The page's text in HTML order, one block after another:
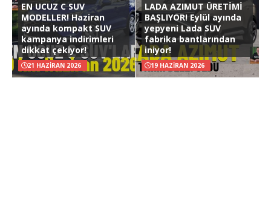
EN UCUZ C SUV
MODELLER! Haziran
ayında kompakt SUV
kampanya indirimleri
dikkat çekiyor!
21 HAZIRAN 2026
LADA AZIMUT ÜRETİMİ
BAŞLIYOR! Eylül ayında
yepyeni Lada SUV
fabrika bantlarından
iniyor!
19 HAZIRAN 2026